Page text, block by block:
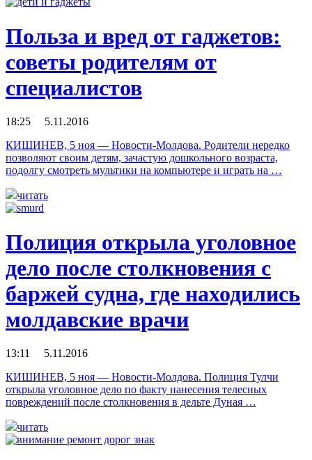
Польза и вред от гаджетов:
советы родителям от
специалистов
18:25 5.11.2016
КИШИНЕВ, 5 ноя — Новости-Молдова. Родители нередко
позволяют своим детям, зачастую дошкольного возраста,
подолгу смотреть мультики на компьютере и играть на …
читать
Полиция открыла уголовное
дело после столкновения с
баржей судна, где находились
молдавские врачи
13:11 5.11.2016
КИШИНЕВ, 5 ноя — Новости-Молдова. Полиция Тулчи
открыла уголовное дело по факту нанесения телесных
повреждений после столкновения в дельте Дуная …
читать